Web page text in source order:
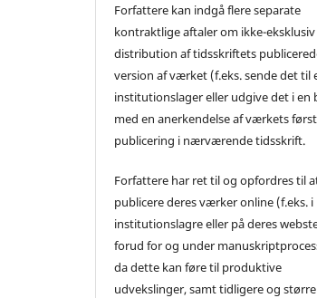
Forfattere kan indgå flere separate
kontraktlige aftaler om ikke-eksklusiv
distribution af tidsskriftets
version af værket (f.eks. sende det til
institutionslager eller udgive det i en
med en anerkendelse af værkets
publicering i nærværende tidsskrift.
Forfattere har ret til og opfordres til
publicere deres værker online (f.eks. i
institutionslagre eller på deres
forud for og under
da dette kan føre til produktive
udvekslinger, samt tidligere og større